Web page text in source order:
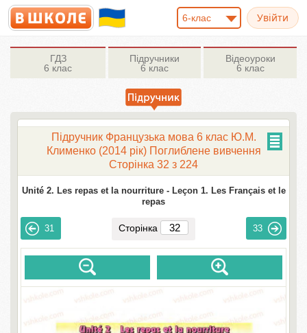
6-клас
ГДЗ
6 клас
Підручники
6 клас
Відеоуроки
6 клас
Підручник Французька мова 6 клас Ю.М.
Клименко (2014 рік) Поглиблене вивчення
Сторінка 32 з 224
Unité 2. Les repas et la nourriture - Leçon 1. Les Français et le
repas
31 Сторінка 33